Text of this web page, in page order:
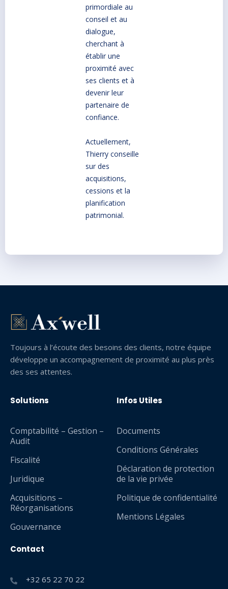
primordiale au
conseil et au
dialogue,
cherchant à
établir une
proximité avec
ses clients et à
devenir leur
partenaire de
confiance.
Actuellement,
Thierry conseille
sur des
acquisitions,
cessions et la
planification
patrimonial.
Toujours à l’écoute des besoins des clients, notre équipe
développe un accompagnement de proximité au plus près
des ses attentes.
Solutions
Comptabilité – Gestion –
Audit
Fiscalité
Juridique
Acquisitions –
Réorganisations
Gouvernance
Infos Utiles
Documents
Conditions Générales
Déclaration de protection
de la vie privée
Politique de confidentialité
Mentions Légales
Contact
+32 65 22 70 22